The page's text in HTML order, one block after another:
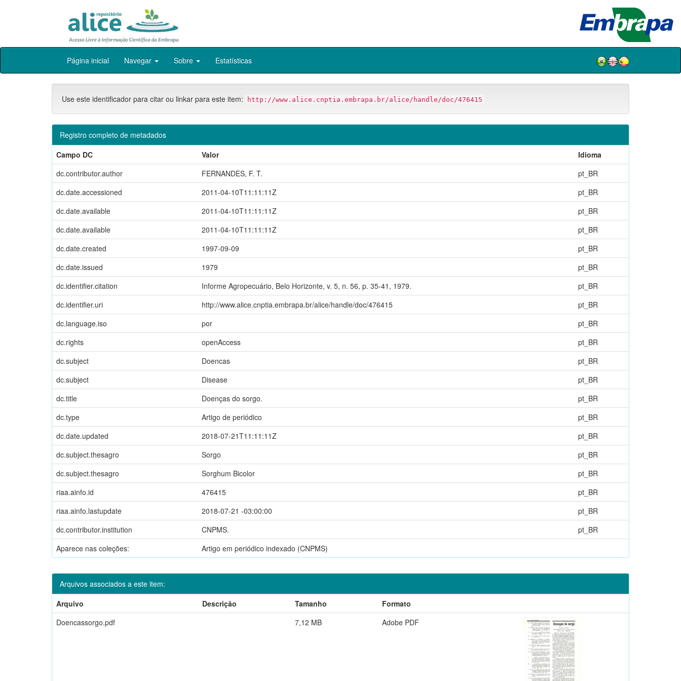
Skip
Página inicial Navegar Sobre Estatísticas
Use este identificador para citar ou linkar para este item: http://www.alice.cnptia.embrapa.br/alice/handle/doc/476415
Registro completo de metadados
Campo DC
Valor
Idioma
dc.contributor.author
FERNANDES, F. T.
pt_BR
dc.date.accessioned
2011-04-10T11:11:11Z
pt_BR
dc.date.available
2011-04-10T11:11:11Z
pt_BR
dc.date.available
2011-04-10T11:11:11Z
pt_BR
dc.date.created
1997-09-09
pt_BR
dc.date.issued
1979
pt_BR
dc.identifier.citation
Informe Agropecuário, Belo Horizonte, v. 5, n. 56, p. 35-41, 1979.
pt_BR
dc.identifier.uri
http://www.alice.cnptia.embrapa.br/alice/handle/doc/476415
pt_BR
dc.language.iso
por
pt_BR
dc.rights
openAccess
pt_BR
dc.subject
Doencas
pt_BR
dc.subject
Disease
pt_BR
dc.title
Doenças do sorgo.
pt_BR
dc.type
Artigo de periódico
pt_BR
dc.date.updated
2018-07-21T11:11:11Z
pt_BR
dc.subject.thesagro
Sorgo
pt_BR
dc.subject.thesagro
Sorghum Bicolor
pt_BR
riaa.ainfo.id
476415
pt_BR
riaa.ainfo.lastupdate
2018-07-21 -03:00:00
pt_BR
dc.contributor.institution
CNPMS.
pt_BR
Aparece nas coleções:
Artigo em periódico indexado (CNPMS)
Arquivos associados a este item:
Arquivo
Descrição Tamanho
Formato
Doencassorgo.pdf
7,12 MB Adobe PDF